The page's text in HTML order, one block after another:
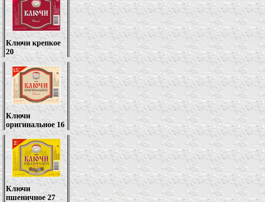
Ключи крепкое
20
Ключи
оригинальное 16
Ключи
пшеничное 27